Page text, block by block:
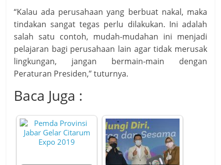
“Kalau ada perusahaan yang berbuat nakal, maka
tindakan sangat tegas perlu dilakukan. Ini adalah
salah satu contoh, mudah-mudahan ini menjadi
pelajaran bagi perusahaan lain agar tidak merusak
lingkungan, jangan bermain-main dengan
Peraturan Presiden,” tuturnya.
Baca Juga :